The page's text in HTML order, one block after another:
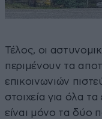
Τέλος, οι
περιμένουν τα
επικοινωνιών
στοιχεία για όλα
είναι μόνο τα δύο